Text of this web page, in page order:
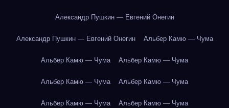
Александр Пушкин — Евгений Онегин
Александр Пушкин — Евгений Онегин Альбер Камю — Чума
Альбер Камю — Чума Альбер Камю — Чума
Альбер Камю — Чума Альбер Камю — Чума
Альбер Камю — Чума Альбер Камю — Чума